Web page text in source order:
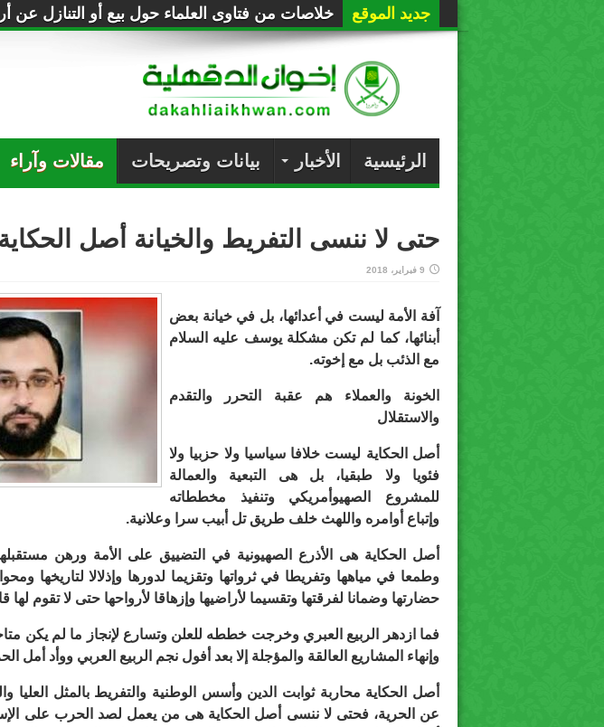
جديد الموقع خلاصات من فتاوى العلماء حول بيع أو التنازل عن
الرئيسية الأخبار بيانات وتصريحات مقالات وآراء
حتى لا ننسى التفريط والخيانة أصل الحكاية
9 فبراير، 2018
آفة الأمة ليست في أعدائها، بل في خيانة بعض
أبنائها، كما لم تكن مشكلة يوسف عليه السلام
مع الذئب بل مع إخوته.
الخونة والعملاء هم عقبة التحرر والتقدم
والاستقلال
أصل الحكاية ليست خلافا سياسيا ولا حزبيا ولا
فئويا ولا طبقيا، بل هى التبعية والعمالة
للمشروع الصهيوأمريكي وتنفيذ مخططاته
وإتباع أوامره واللهث خلف طريق تل أبيب سرا وعلانية.
أصل الحكاية هى الأذرع الصهيونية في التضييق على الأمة ورهن
وطمعا في مياهها وتفريطا في ثرواتها وتقزيما لدورها وإذلالا لتاريخها
حضارتها وضمانا لفرقتها وتقسيما لأراضيها وإزهاقا لأرواحها حتى لا تقوم لها
فما ازدهر الربيع العبري وخرجت خططه للعلن وتسارع لإنجاز ما لم يكن
وإنهاء المشاريع العالقة والمؤجلة إلا بعد أفول نجم الربيع العربي ووأد أمل
أصل الحكاية محاربة ثوابت الدين وأسس الوطنية والتفريط بالمثل العليا
عن الحرية، فحتى لا ننسى أصل الحكاية هى من يعمل لصد الحرب على